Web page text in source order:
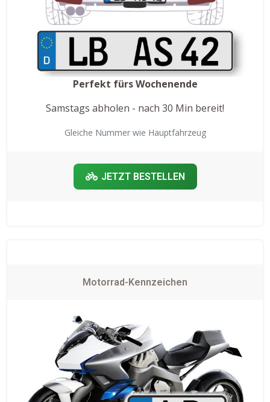
Perfekt fürs Wochenende
Samstags abholen - nach 30 Min bereit!
Gleiche Nummer wie Hauptfahrzeug
JETZT BESTELLEN
Motorrad-Kennzeichen